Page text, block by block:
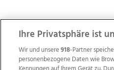
ZUR
Ihre Privatsphäre ist
Wir und unsere918-Partner
personenbezogene Daten wie